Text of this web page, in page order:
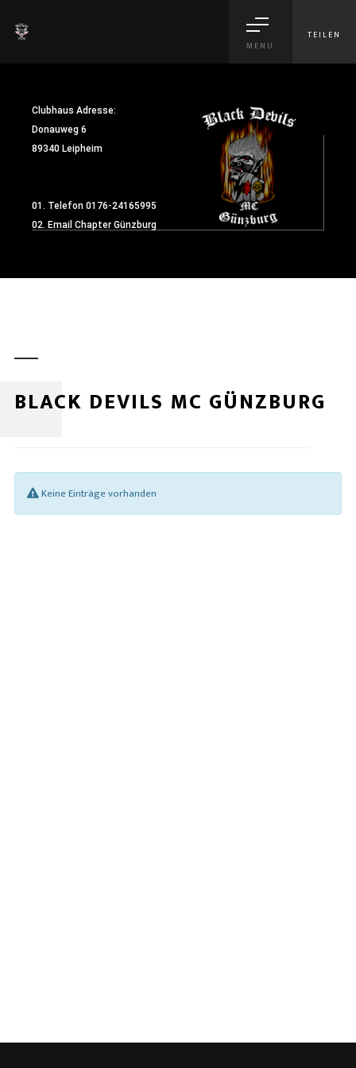
MENU
TEILEN
Clubhaus Adresse:
Donauweg 6
89340 Leipheim
01. Telefon 0176-24165995
02. Email Chapter Günzburg
BLACK DEVILS MC GÜNZBURG
Keine Einträge vorhanden